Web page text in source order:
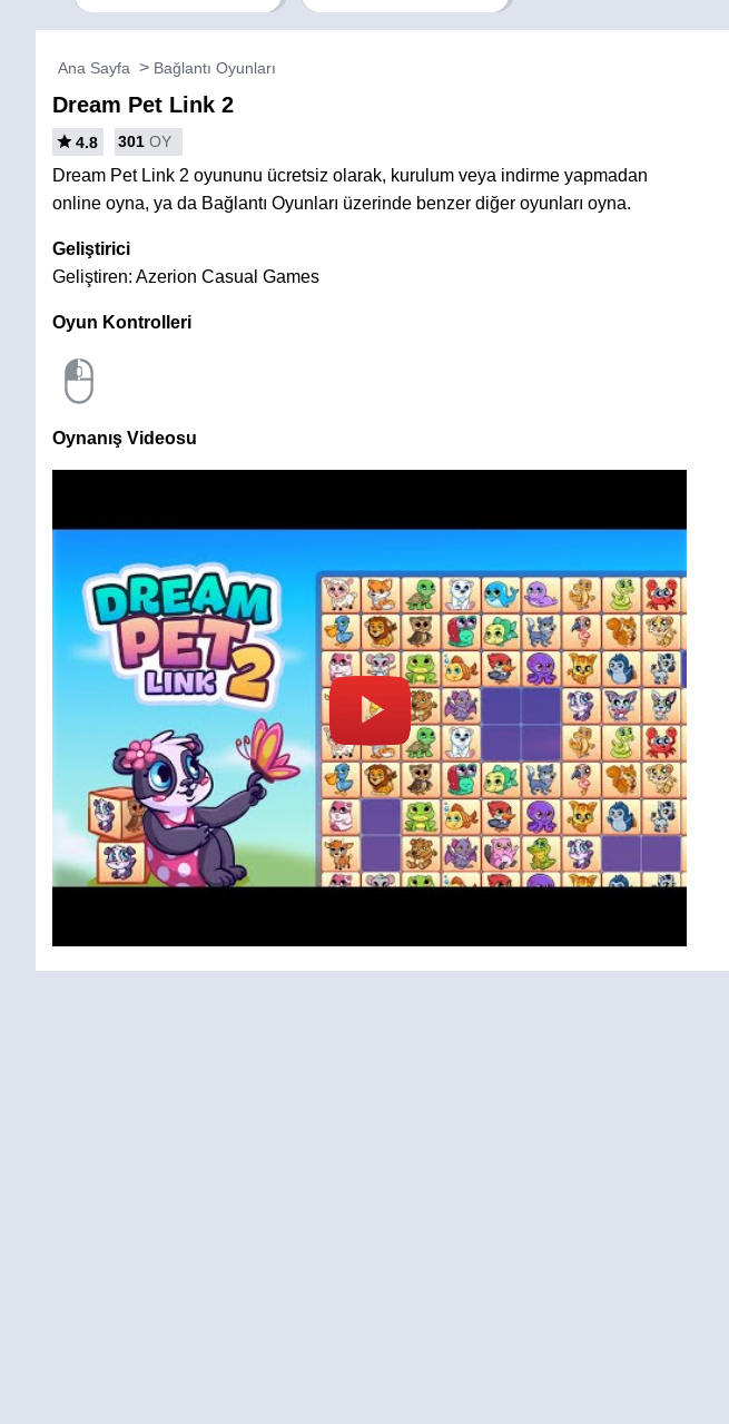
Ana Sayfa Bağlantı Oyunları
Dream Pet Link 2
4.8 301 OY
Dream Pet Link 2 oyununu ücretsiz olarak, kurulum veya indirme yapmadan
online oyna, ya da Bağlantı Oyunları üzerinde benzer diğer oyunları oyna.
Geliştirici
Geliştiren: Azerion Casual Games
Oyun Kontrolleri
Oynanış Videosu